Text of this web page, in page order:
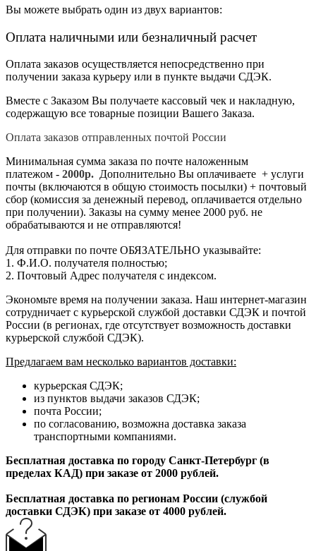
Вы можете выбрать один из двух вариантов:
Оплата наличными или безналичный расчет
Оплата заказов осуществляется непосредственно при
получении заказа курьеру или в пункте выдачи СДЭК.
Вместе с Заказом Вы получаете кассовый чек и накладную,
содержащую все товарные позиции Вашего Заказа.
Оплата заказов отправленных почтой России
Минимальная сумма заказа по почте наложенным
платежом - 2000р. Дополнительно Вы оплачиваете + услуги
почты (включаются в общую стоимость посылки) + почтовый
сбор (комиссия за денежный перевод, оплачивается отдельно
при получении). Заказы на сумму менее 2000 руб. не
обрабатываются и не отправляются!
Для отправки по почте ОБЯЗАТЕЛЬНО указывайте:
1. Ф.И.О. получателя полностью;
2. Почтовый Адрес получателя с индексом.
Экономьте время на получении заказа. Наш интернет-магазин
сотрудничает с курьерской службой доставки СДЭК и почтой
России (в регионах, где отсутствует возможность доставки
курьерской службой СДЭК).
Предлагаем вам несколько вариантов доставки:
курьерская СДЭК;
из пунктов выдачи заказов СДЭК;
почта России;
по согласованию, возможна доставка заказа
транспортными компаниями.
Бесплатная доставка по городу Санкт-Петербург (в
пределах КАД) при заказе от 2000 рублей.
Бесплатная доставка по регионам России (службой
доставки СДЭК) при заказе от 4000 рублей.